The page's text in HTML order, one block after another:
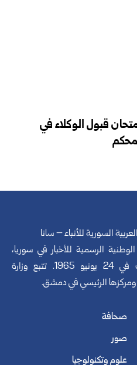
قبول الوكلاء في
السورية للأنباء – سانا
الوطنية الرسمية للأخبار في سوريا،
تأسست في 24 يونيو 1965. تتبع وزارة
ومركزها الرئيسي في دمشق.
صحافة
صور
علوم وتكنولوجيا